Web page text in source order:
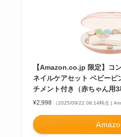
【Amazon.co.jp 限定】コ
ネイルケアセット ベビーピ
チメント付き（赤ちゃん用3
¥2,998 （2025/09/22 08:14時点 |